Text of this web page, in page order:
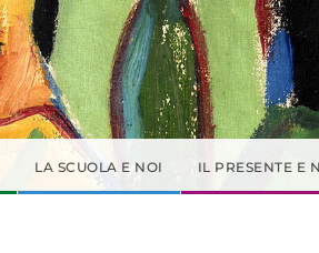
LA SCUOLA E NOI IL PRESENTE E